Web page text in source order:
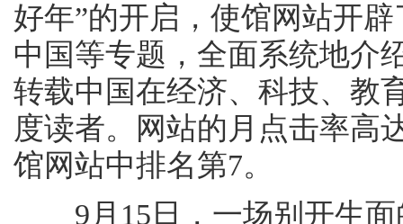
好年”的开启，使馆网站开
中国等专题，全面系统地介
转载中国在经济、科技、教
度读者。网站的月点击率高
馆网站中排名第7。
9月15日，一场别开生面